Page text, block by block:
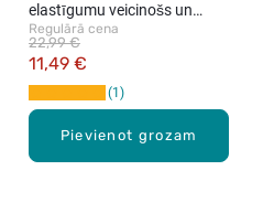
Pievienot grozam
elastīgumu veicinošs un
atjaunojošs nakts krēms,
50ml
Regulārā cena
11,49 €
22,99 €
1